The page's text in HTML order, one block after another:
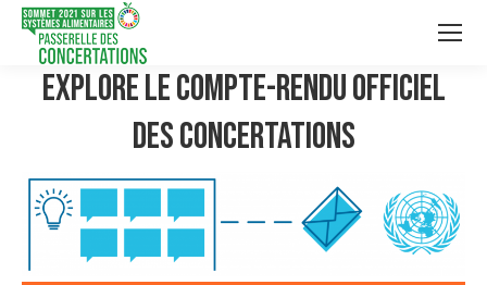
Explore le compte-rendu officiel
des Concertations